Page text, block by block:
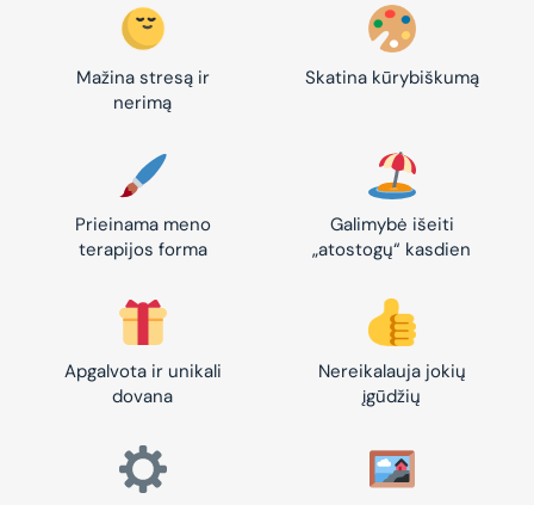
Mažina stresą ir
nerimą
Skatina kūrybiškumą
Prieinama meno
terapijos forma
Galimybė išeiti
„atostogų“ kasdien
Apgalvota ir unikali
dovana
Nereikalauja jokių
įgūdžių